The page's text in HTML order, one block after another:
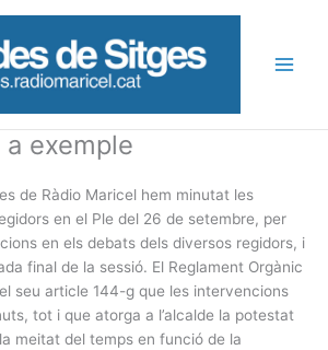
exemple
de Ràdio Maricel hem minutat les
en el Ple del 26 de setembre, per
en els debats dels diversos regidors, i
final de la sessió. El Reglament Orgànic
seu article 144-g que les intervencions
tot i que atorga a l’alcalde la potestat
meitat del temps en funció de la